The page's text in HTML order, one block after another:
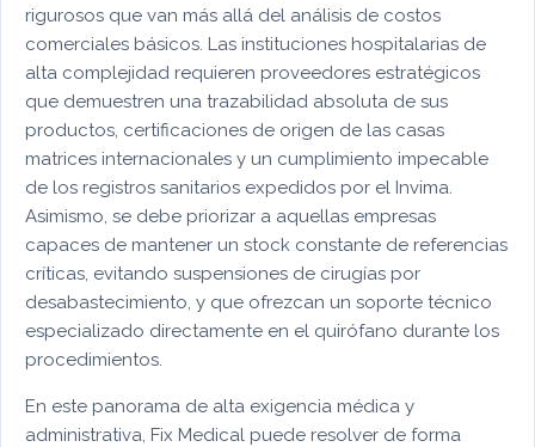
rigurosos que van más allá del análisis de costos
comerciales básicos. Las instituciones hospitalarias de
alta complejidad requieren proveedores estratégicos
que demuestren una trazabilidad absoluta de sus
productos, certificaciones de origen de las casas
matrices internacionales y un cumplimiento impecable
de los registros sanitarios expedidos por el Invima.
Asimismo, se debe priorizar a aquellas empresas
capaces de mantener un stock constante de referencias
críticas, evitando suspensiones de cirugías por
desabastecimiento, y que ofrezcan un soporte técnico
especializado directamente en el quirófano durante los
procedimientos.
En este panorama de alta exigencia médica y
administrativa, Fix Medical puede resolver de forma